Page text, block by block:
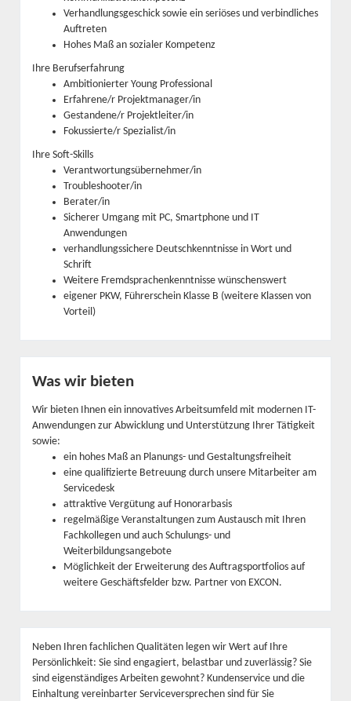
Verhandlungsgeschick sowie ein seriöses und verbindliches
Auftreten
Hohes Maß an sozialer Kompetenz
Ihre Berufserfahrung
Ambitionierter Young Professional
Erfahrene/r Projektmanager/in
Gestandene/r Projektleiter/in
Fokussierte/r Spezialist/in
Ihre Soft-Skills
Verantwortungsübernehmer/in
Troubleshooter/in
Berater/in
Sicherer Umgang mit PC, Smartphone und IT
Anwendungen
verhandlungssichere Deutschkenntnisse in Wort und
Schrift
Weitere Fremdsprachenkenntnisse wünschenswert
eigener PKW, Führerschein Klasse B (weitere Klassen von
Vorteil)
Was wir bieten
Wir bieten Ihnen ein innovatives Arbeitsumfeld mit modernen IT-
Anwendungen zur Abwicklung und Unterstützung Ihrer Tätigkeit
sowie:
ein hohes Maß an Planungs- und Gestaltungsfreiheit
eine qualifizierte Betreuung durch unsere Mitarbeiter am
Servicedesk
attraktive Vergütung auf Honorarbasis
regelmäßige Veranstaltungen zum Austausch mit Ihren
Fachkollegen und auch Schulungs- und
Weiterbildungsangebote
Möglichkeit der Erweiterung des Auftragsportfolios auf
weitere Geschäftsfelder bzw. Partner von EXCON.
Neben Ihren fachlichen Qualitäten legen wir Wert auf Ihre
Persönlichkeit: Sie sind engagiert, belastbar und zuverlässig? Sie
sind eigenständiges Arbeiten gewohnt? Kundenservice und die
Einhaltung vereinbarter Serviceversprechen sind für Sie